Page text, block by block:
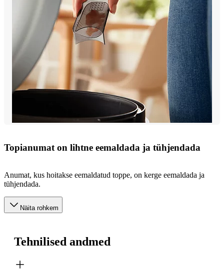
Topianumat on lihtne eemaldada ja tühjendada
Anumat, kus hoitakse eemaldatud toppe, on kerge eemaldada ja
tühjendada.
Näita rohkem
Tehnilised andmed